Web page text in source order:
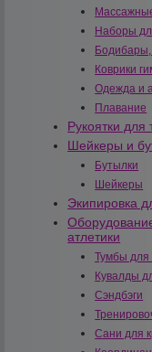
Наборы
Бодибары,
Коврики
Одежда и
Плавание
Рукоятки для
Шейкеры и
Бутылки
Шейкеры
Экипировка
атлетики
Тумбы для
Кувалды
Сэндбэги
Сани для